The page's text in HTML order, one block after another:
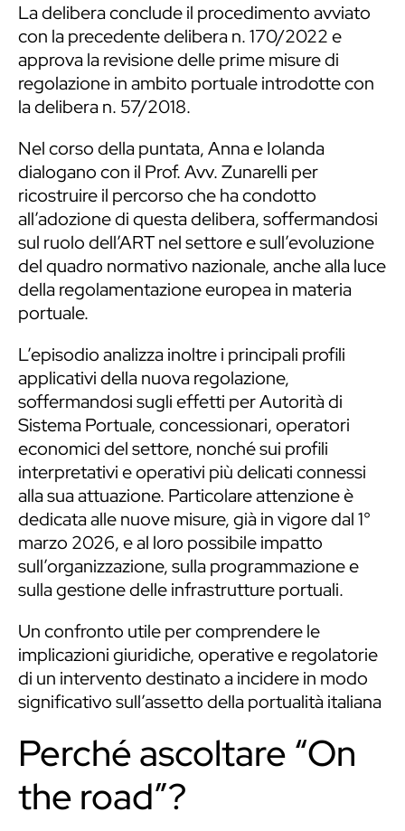
La delibera conclude il procedimento avviato
con la precedente delibera n. 170/2022 e
approva la revisione delle prime misure di
regolazione in ambito portuale introdotte con
la delibera n. 57/2018.
Nel corso della puntata, Anna e Iolanda
dialogano con il Prof. Avv. Zunarelli per
ricostruire il percorso che ha condotto
all’adozione di questa delibera, soffermandosi
sul ruolo dell’ART nel settore e sull’evoluzione
del quadro normativo nazionale, anche alla luce
della regolamentazione europea in materia
portuale.
L’episodio analizza inoltre i principali profili
applicativi della nuova regolazione,
soffermandosi sugli effetti per Autorità di
Sistema Portuale, concessionari, operatori
economici del settore, nonché sui profili
interpretativi e operativi più delicati connessi
alla sua attuazione. Particolare attenzione è
dedicata alle nuove misure, già in vigore dal 1°
marzo 2026, e al loro possibile impatto
sull’organizzazione, sulla programmazione e
sulla gestione delle infrastrutture portuali.
Un confronto utile per comprendere le
implicazioni giuridiche, operative e regolatorie
di un intervento destinato a incidere in modo
significativo sull’assetto della portualità italiana
Perché ascoltare “On
the road”?